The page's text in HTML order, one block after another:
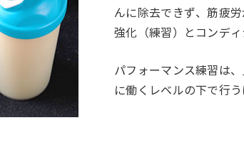
んに除去できず、筋疲
強化（練習）とコンデ
パフォーマンス練習は
に働くレベルの下で行